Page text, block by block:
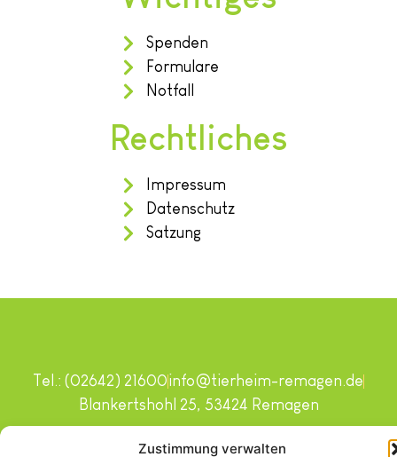
Zustimmung verwalten
Spenden
Formulare
Notfall
Rechtliches
Impressum
Datenschutz
Satzung
Copyright © 2024. Alle Rechte vorbehalten.
Tel.: (02642) 21600info@tierheim-remagen.de
Blankertshohl 25, 53424 Remagen